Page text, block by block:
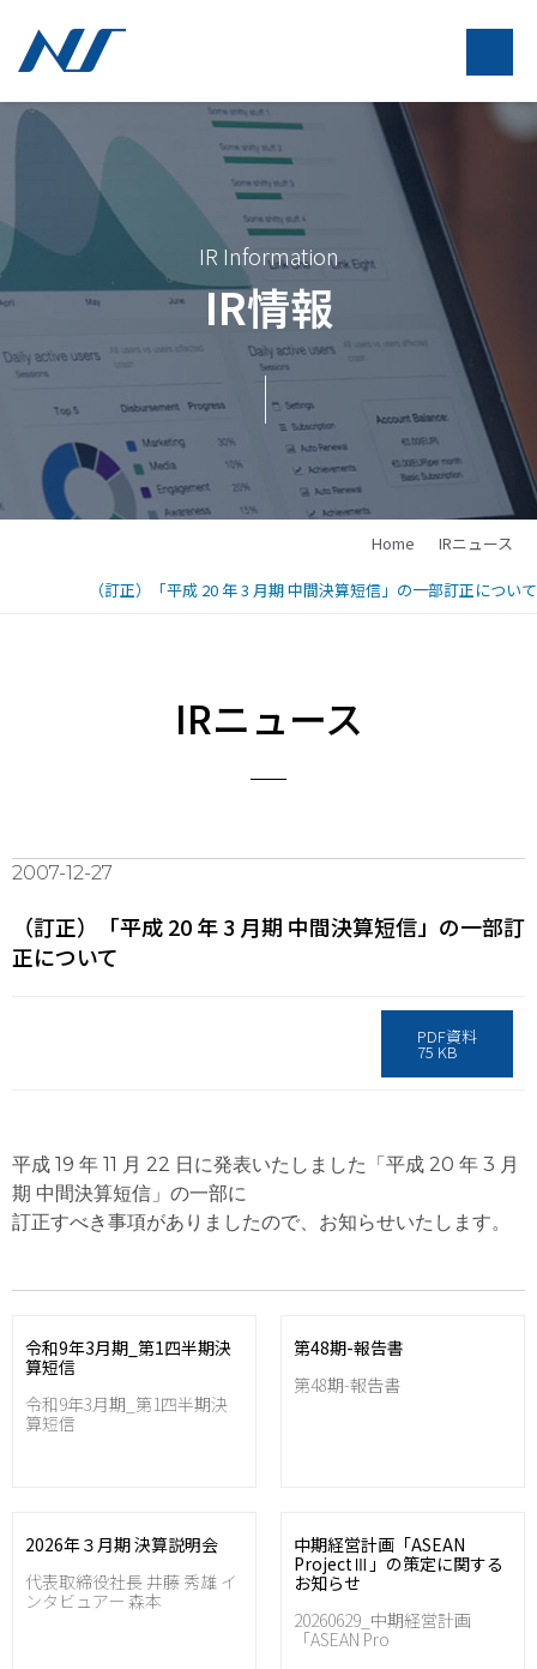
IR Information
IR情報
Home IRニュース
（訂正）「平成 20 年 3 月期 中間決算短信」の一部訂正について
IRニュース
2007-12-27
（訂正）「平成 20 年 3 月期 中間決算短信」の一部訂
正について
PDF資料
75 KB
平成 19 年 11 月 22 日に発表いたしました「平成 20 年 3 月
期 中間決算短信」の一部に
訂正すべき事項がありましたので、お知らせいたします。
令和9年3月期_第1四半期決
算短信
令和9年3月期_第1四半期決
算短信
第48期-報告書
第48期-報告書
2026年３月期 決算説明会
代表取締役社長 井藤 秀雄 イ
ンタビュアー 森本
中期経営計画「ASEAN
ProjectⅢ」の策定に関する
お知らせ
20260629_中期経営計画
「ASEAN Pro